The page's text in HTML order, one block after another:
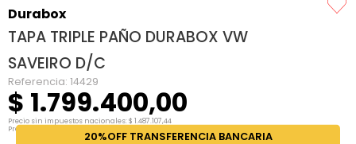
5. chevrolet
Durabox
TAPA TRIPLE PAÑO DURABOX VW
SAVEIRO D/C
Referencia: 14429
$ 1.799.400,00
Precio sin impuestos nacionales:$ 1.487.107,44
Precio por unidad:
20%OFF TRANSFERENCIA BANCARIA